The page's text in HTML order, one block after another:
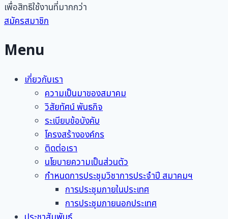
เพื่อสิทธิใช้งานที่มากกว่า
สมัครสมาชิก
Menu
เกี่ยวกับเรา
ความเป็นมาของสมาคม
วิสัยทัศน์ พันธกิจ
ระเบียบข้อบังคับ
โครงสร้างองค์กร
ติดต่อเรา
นโยบายความเป็นส่วนตัว
กำหนดการประชุมวิชาการประจำปี สมาคมฯ
การประชุมภายในประเทศ
การประชุมภายนอกประเทศ